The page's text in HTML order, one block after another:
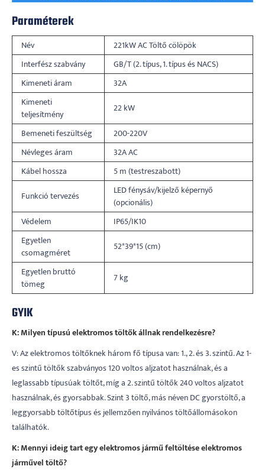
Paraméterek
Név
221kW AC Töltő cölöpök
Interfész szabvány
GB/T (2. típus, 1. típus és NACS)
Kimeneti áram
32A
Kimeneti
teljesítmény
22 kW
Bemeneti feszültség
200-220V
Névleges áram
32A AC
Kábel hossza
5 m (testreszabott)
Funkció tervezés
LED fénysáv/kijelző képernyő
(opcionális)
Védelem
IP65/IK10
Egyetlen
csomagméret
52*39*15 (cm)
Egyetlen bruttó
tömeg
7 kg
GYIK
K: Milyen típusú elektromos töltők állnak rendelkezésre?
V: Az elektromos töltőknek három fő típusa van: 1., 2. és 3. szintű. Az 1-
es szintű töltők szabványos 120 voltos aljzatot használnak, és a
leglassabb típusúak töltőt, míg a 2. szintű töltők 240 voltos aljzatot
használnak, és gyorsabbak. Szint 3 töltő, más néven DC gyorstöltő, a
leggyorsabb töltőtípus és jellemzően nyilvános töltőállomásokon
találhatók.
K: Mennyi ideig tart egy elektromos jármű feltöltése elektromos
járművel töltő?